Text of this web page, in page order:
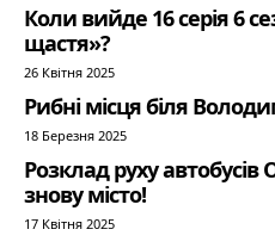
Коли вийде 16 серія 6
щастя»?
26 Квітня 2025
Рибні місця біля
18 Березня 2025
Розклад руху
знову місто!
17 Квітня 2025